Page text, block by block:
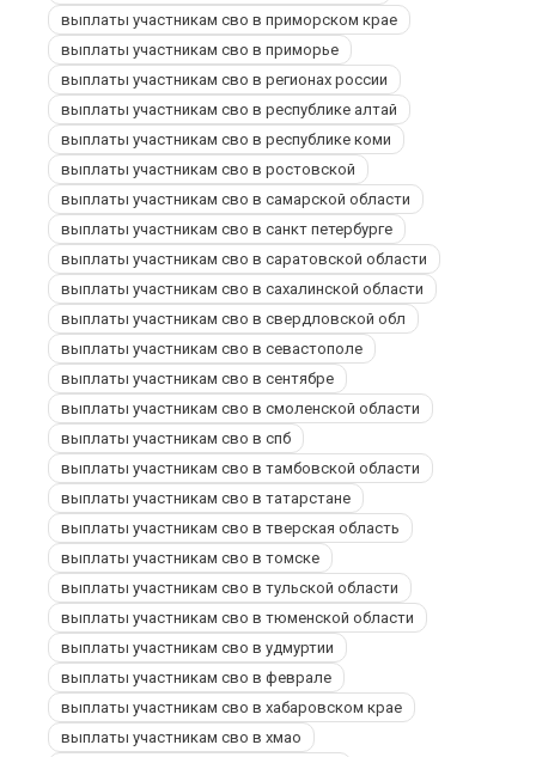
выплаты участникам сво в приморском крае
выплаты участникам сво в приморье
выплаты участникам сво в регионах россии
выплаты участникам сво в республике алтай
выплаты участникам сво в республике коми
выплаты участникам сво в ростовской
выплаты участникам сво в самарской области
выплаты участникам сво в санкт петербурге
выплаты участникам сво в саратовской области
выплаты участникам сво в сахалинской области
выплаты участникам сво в свердловской обл
выплаты участникам сво в севастополе
выплаты участникам сво в сентябре
выплаты участникам сво в смоленской области
выплаты участникам сво в спб
выплаты участникам сво в тамбовской области
выплаты участникам сво в татарстане
выплаты участникам сво в тверская область
выплаты участникам сво в томске
выплаты участникам сво в тульской области
выплаты участникам сво в тюменской области
выплаты участникам сво в удмуртии
выплаты участникам сво в феврале
выплаты участникам сво в хабаровском крае
выплаты участникам сво в хмао